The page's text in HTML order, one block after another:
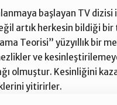
başlayan TV dizisi
artık herkesin bildiği bir
Teorisi” yüzyıllık bir
ve
olmuştur. Kesinliğini
yitirirler.